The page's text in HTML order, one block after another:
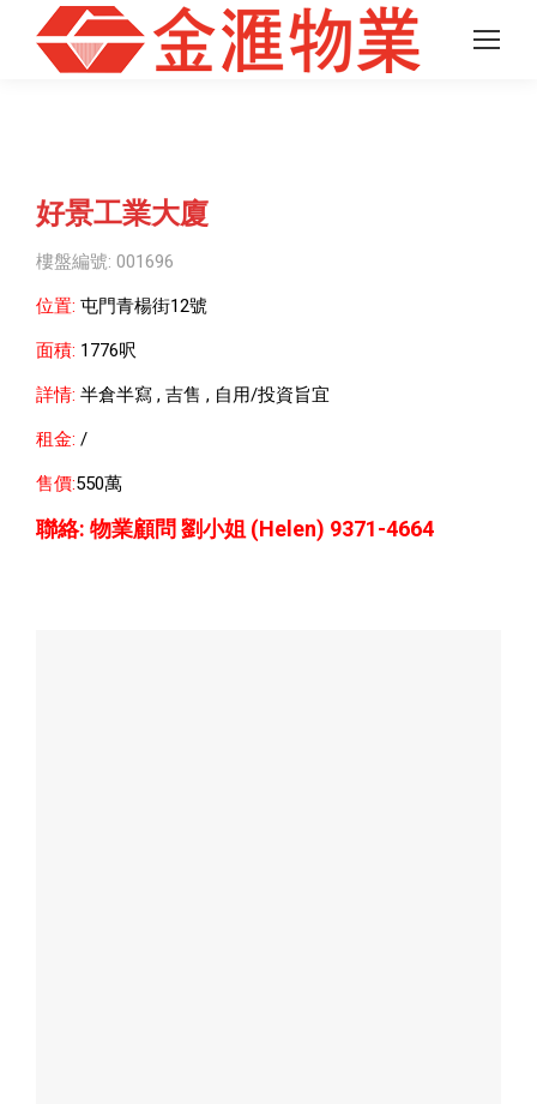
好景工業大廈
樓盤編號: 001696
位置: 屯門青楊街12號
面積: 1776呎
詳情: 半倉半寫 , 吉售 , 自用/投資旨宜
租金: /
售價:550萬
聯絡: 物業顧問 劉小姐 (Helen) 9371-4664